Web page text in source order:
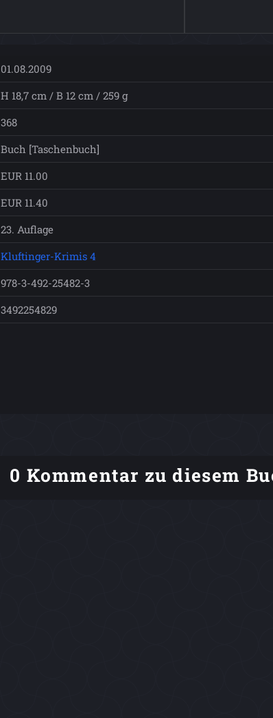
01.08.2009
H 18,7 cm / B 12 cm / 259 g
368
Buch [Taschenbuch]
EUR 11.00
EUR 11.40
23. Auflage
Kluftinger-Krimis 4
978-3-492-25482-3
3492254829
0 Kommentar zu diesem